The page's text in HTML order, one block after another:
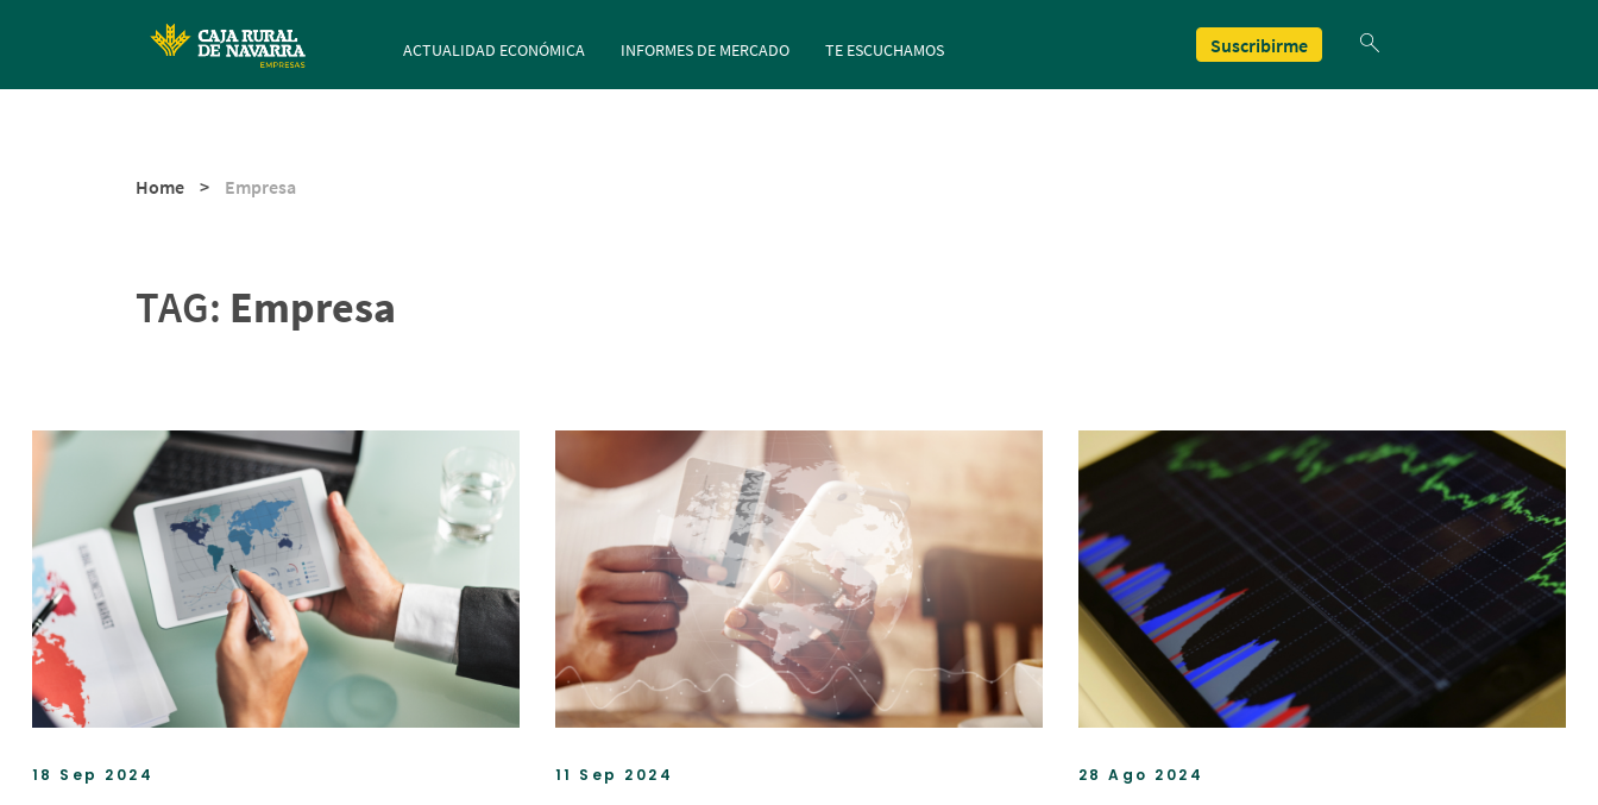
ACTUALIDAD ECONÓMICA INFORMES DE MERCADO TE ESCUCHAMOS Suscribirme
Home > Empresa
TAG: Empresa
18 Sep 2024 11 Sep 2024 28 Ago 2024